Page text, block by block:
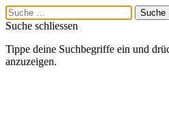
Suche schliessen
Tippe deine Suchbegriffe ein und
anzuzeigen.